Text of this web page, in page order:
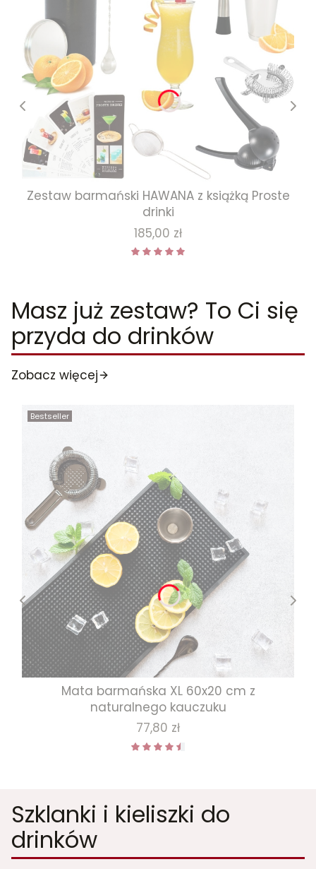
Zestaw barmański HAWANA z książką Proste
drinki
Cena
185,00 zł
Masz już zestaw? To Ci się
przyda do drinków
Zobacz więcej
Bestseller
Mata barmańska XL 60x20 cm z
naturalnego kauczuku
Cena
77,80 zł
Szklanki i kieliszki do
drinków